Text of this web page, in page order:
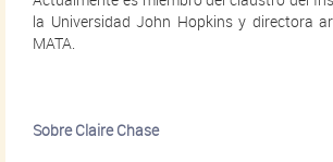
la Universidad John Hopkins y directora
MATA.
Sobre Claire Chase